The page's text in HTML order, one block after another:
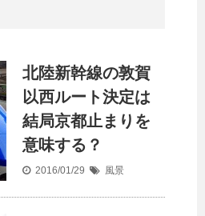
北陸新幹線の敦賀
以西ルート決定は
結局京都止まりを
意味する？
2016/01/29 風景